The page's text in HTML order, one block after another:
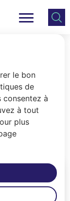
le bon
de
consentez à
à tout
plus
Consulter
le plan
Menu principal